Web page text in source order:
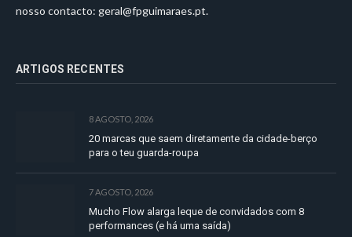
nosso contacto: geral@fpguimaraes.pt.
ARTIGOS RECENTES
8 AGOSTO, 2026
20 marcas que saem diretamente da cidade-berço
para o teu guarda-roupa
7 AGOSTO, 2026
Mucho Flow alarga leque de convidados com 8
performances (e há uma saída)